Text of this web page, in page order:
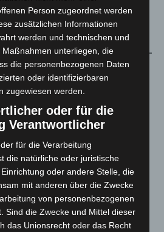
2.797
1.887
1.269
Person zugeordnet werden
zusätzlichen Informationen
werden und technischen und
unterliegen, die
die personenbezogenen Daten
oder identifizierbaren
zugewiesen werden.
oder für die
Verantwortlicher
für die Verarbeitung
die natürliche oder juristische
oder andere Stelle, die
mit anderen über die Zwecke
von personenbezogenen
Sind die Zwecke und Mittel dieser
das Unionsrecht oder das Recht